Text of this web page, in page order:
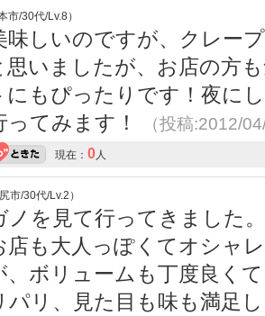
市/30代/Lv.8）
味しいのですが、クレー
いましたが、お店の方
にもぴったりです！夜に
てみます！
（投稿:2012/
現在： 0人
市/30代/Lv.2）
ノを見て行ってきました
店も大人っぽくてオシャ
、ボリュームも丁度良く
パリ、見た目も味も満足